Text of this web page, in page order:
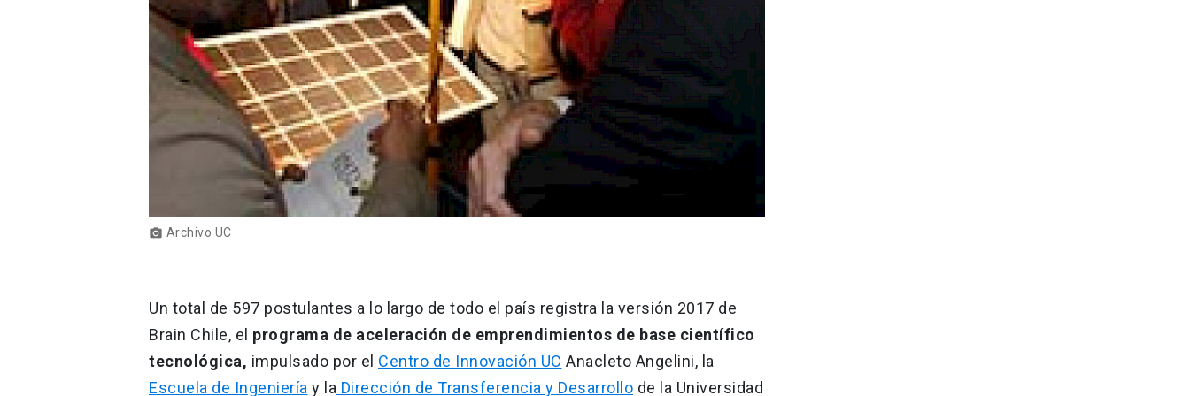
photo_camera Archivo UC
Un total de 597 postulantes a lo largo de todo el país registra la versión 2017 de
Brain Chile, el programa de aceleración de emprendimientos de base científico
tecnológica, impulsado por el Centro de Innovación UC Anacleto Angelini, la
Escuela de Ingeniería y la Dirección de Transferencia y Desarrollo de la Universidad